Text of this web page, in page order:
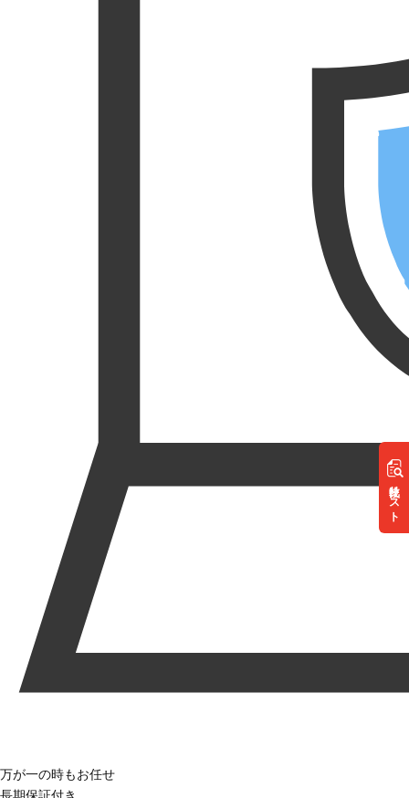
リスト
万が一の時もお任せ